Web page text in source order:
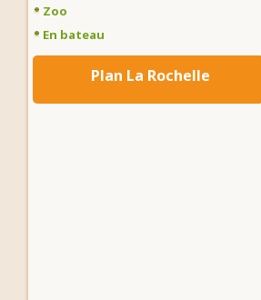
Zoo
En bateau
Plan La Rochelle